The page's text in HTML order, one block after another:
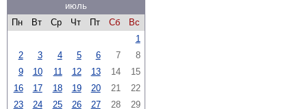
июль
Пн
Вт Ср Чт Пт Сб
Вс
1
2
3 4 5 6 7
8
9
10 11 12 13 14
15
16
17 18 19 20 21
22
23
24 25 26 27 28
29